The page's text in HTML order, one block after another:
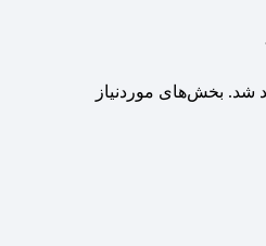
شد. بخش‌های موردنیاز